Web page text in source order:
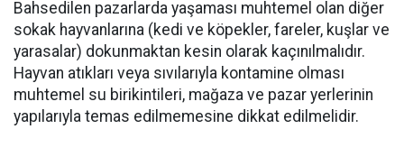
Bahsedilen pazarlarda yaşaması muhtemel olan diğer
sokak hayvanlarına (kedi ve köpekler, fareler, kuşlar ve
yarasalar) dokunmaktan kesin olarak kaçınılmalıdır.
Hayvan atıkları veya sıvılarıyla kontamine olması
muhtemel su birikintileri, mağaza ve pazar yerlerinin
yapılarıyla temas edilmemesine dikkat edilmelidir.